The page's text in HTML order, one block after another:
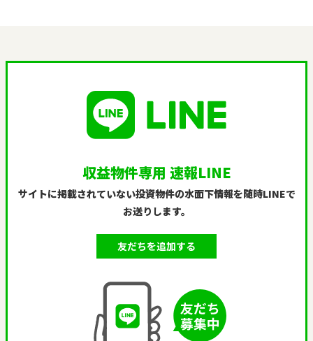
収益物件専用 速報LINE
サイトに掲載されていない投資物件の水面下情報を随時LINEで
お送りします。
友だちを追加する